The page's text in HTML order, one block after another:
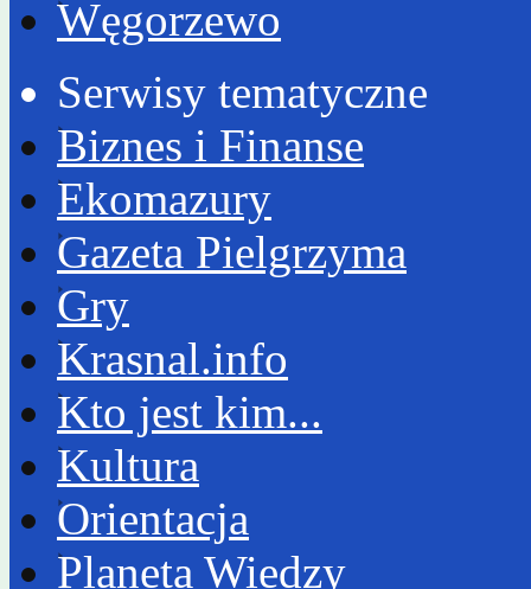
Węgorzewo
Serwisy tematyczne
Biznes i Finanse
Ekomazury
Gazeta Pielgrzyma
Gry
Krasnal.info
Kto jest kim...
Kultura
Orientacja
Planeta Wiedzy